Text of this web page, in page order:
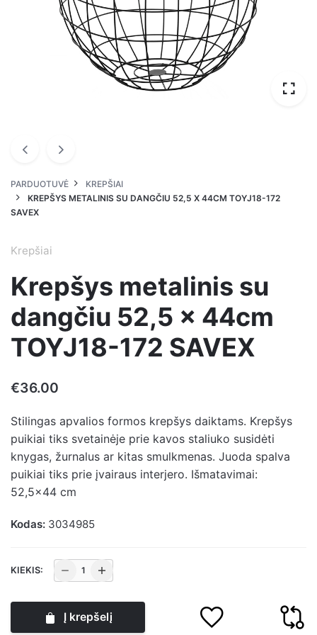
PARDUOTUVĖ
KREPŠIAI
KREPŠYS METALINIS SU DANGČIU 52,5 X 44CM TOYJ18-172
SAVEX
Krepšiai
Krepšys metalinis su
dangčiu 52,5 x 44cm
TOYJ18-172 SAVEX
€36.00
Stilingas apvalios formos krepšys daiktams. Krepšys
puikiai tiks svetainėje prie kavos staliuko susidėti
knygas, žurnalus ar kitas smulkmenas. Juoda spalva
puikiai tiks prie įvairaus interjero. Išmatavimai:
52,5×44 cm
Kodas: 3034985
KIEKIS:
produkto
kiekis:
Krepšys
metalinis
Į krepšelį